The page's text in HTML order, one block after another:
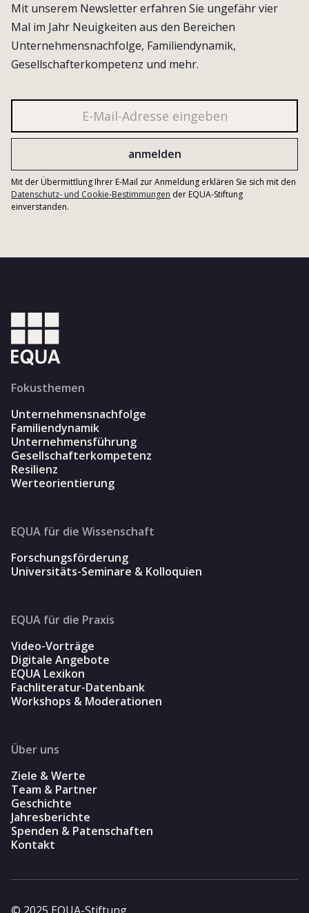
Mit unserem Newsletter erfahren Sie ungefähr vier
Mal im Jahr Neuigkeiten aus den Bereichen
Unternehmensnachfolge, Familiendynamik,
Gesellschafterkompetenz und mehr.
Mit der Übermittlung Ihrer E-Mail zur Anmeldung erklären Sie sich mit den
Datenschutz- und Cookie-Bestimmungen der EQUA-Stiftung
einverstanden.
Fokusthemen
Unternehmensnachfolge
Familiendynamik
Unternehmensführung
Gesellschafterkompetenz
Resilienz
Werteorientierung
EQUA für die Wissenschaft
Forschungsförderung
Universitäts-Seminare & Kolloquien
EQUA für die Praxis
Video-Vorträge
Digitale Angebote
EQUA Lexikon
Fachliteratur-Datenbank
Workshops & Moderationen
Über uns
Ziele & Werte
Team & Partner
Geschichte
Jahresberichte
Spenden & Patenschaften
Kontakt